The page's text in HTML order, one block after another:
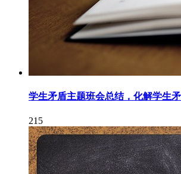
学生矛盾主题班会总结，化解学生
215